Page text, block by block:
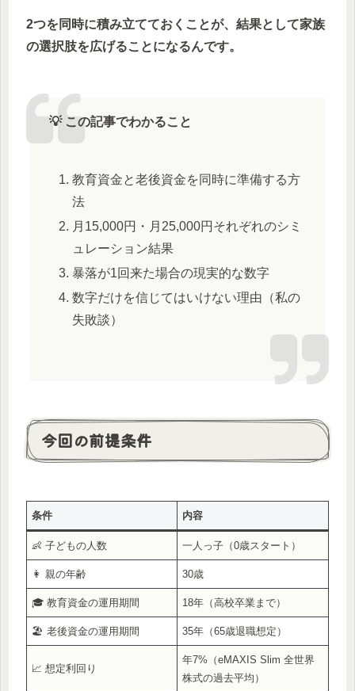
2つを同時に積み立てておくことが、結果として家族
の選択肢を広げることになるんです。
💡 この記事でわかること
教育資金と老後資金を同時に準備する方
法
月15,000円・月25,000円それぞれのシミ
ュレーション結果
暴落が1回来た場合の現実的な数字
数字だけを信じてはいけない理由（私の
失敗談）
今回の前提条件
条件 内容
👶 子どもの人数 一人っ子（0歳スタート）
👩 親の年齢 30歳
🎓 教育資金の運用期間 18年（高校卒業まで）
🏖️ 老後資金の運用期間 35年（65歳退職想定）
📈 想定利回り
年7%（eMAXIS Slim 全世界
株式の過去平均）